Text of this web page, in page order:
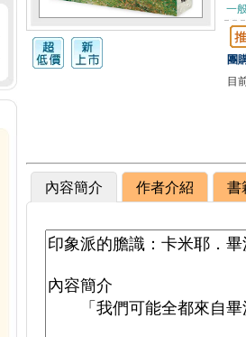
一
團
目
內容簡介 作者介紹 書